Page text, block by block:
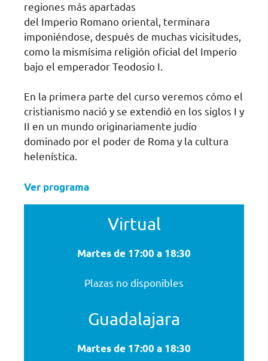
regiones más apartadas
del Imperio Romano oriental, terminara
imponiéndose, después de muchas vicisitudes,
como la mismísima religión oficial del Imperio
bajo el emperador Teodosio I.
En la primera parte del curso veremos cómo el
cristianismo nació y se extendió en los siglos I y
II en un mundo originariamente judío
dominado por el poder de Roma y la cultura
helenística.
Ver programa
Virtual
Martes de 17:00 a 18:30
Plazas no disponibles
Guadalajara
Martes de 17:00 a 18:30